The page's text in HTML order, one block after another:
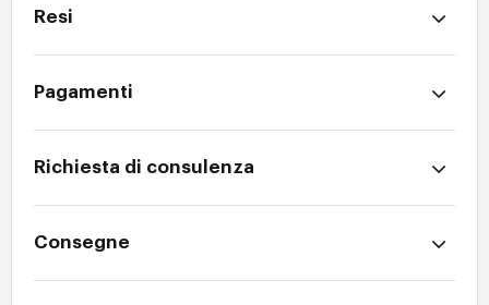
Resi
Pagamenti
Richiesta di consulenza
Consegne